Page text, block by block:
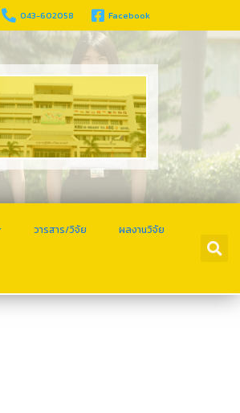
043-602058 Facebook
วารสาร/วิจัย ผลงานวิจัย